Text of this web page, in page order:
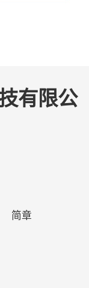
有限公
简章